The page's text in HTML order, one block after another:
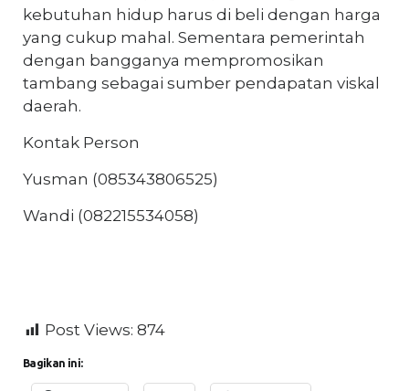
kebutuhan hidup harus di beli dengan harga
yang cukup mahal. Sementara pemerintah
dengan bangganya mempromosikan
tambang sebagai sumber pendapatan viskal
daerah.
Kontak Person
Yusman (085343806525)
Wandi (082215534058)
Post Views: 874
Bagikan ini: